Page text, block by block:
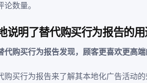
数量。
说明了替代购买行为报告的用
代购买行为报告发现，顾客更喜欢更高
买行为报告来了解其本地化广告活动的